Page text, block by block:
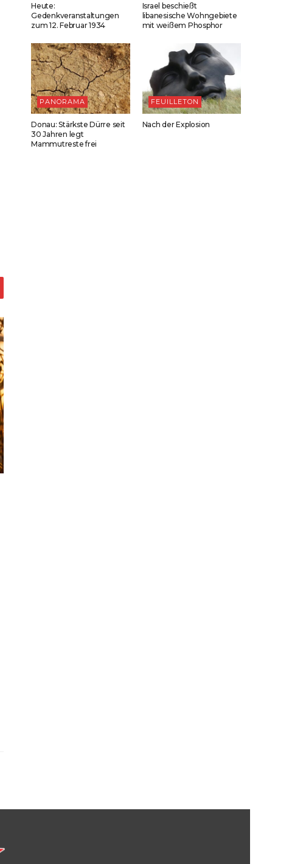
Heute:
Gedenkveranstaltungen
zum 12. Februar 1934
Israel beschießt
libanesische Wohngebiete
mit weißem Phosphor
PANORAMA
Donau: Stärkste Dürre seit
30 Jahren legt
Mammutreste frei
FEUILLETON
Nach der Explosion